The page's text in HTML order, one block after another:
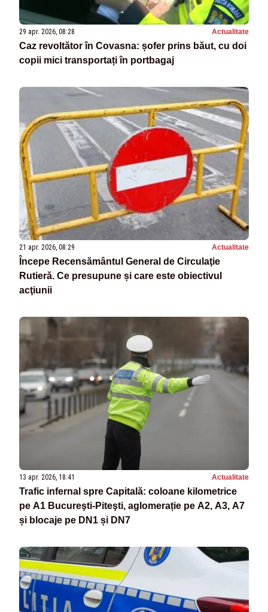
29 apr. 2026, 08:28 Actualitate
Caz revoltător în Covasna: șofer prins băut, cu doi
copii mici transportați în portbagaj
21 apr. 2026, 08:29 Actualitate
Începe Recensământul General de Circulaţie
Rutieră. Ce presupune și care este obiectivul
acţiunii
13 apr. 2026, 18:41 Actualitate
Trafic infernal spre Capitală: coloane kilometrice
pe A1 Bucureşti-Piteşti, aglomerație pe A2, A3, A7
și blocaje pe DN1 și DN7